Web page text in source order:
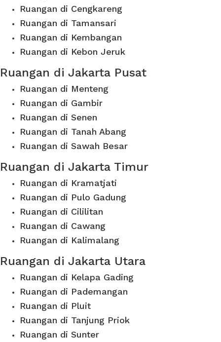
Ruangan di Cengkareng
Ruangan di Tamansari
Ruangan di Kembangan
Ruangan di Kebon Jeruk
Ruangan di Jakarta Pusat
Ruangan di Menteng
Ruangan di Gambir
Ruangan di Senen
Ruangan di Tanah Abang
Ruangan di Sawah Besar
Ruangan di Jakarta Timur
Ruangan di Kramatjati
Ruangan di Pulo Gadung
Ruangan di Cililitan
Ruangan di Cawang
Ruangan di Kalimalang
Ruangan di Jakarta Utara
Ruangan di Kelapa Gading
Ruangan di Pademangan
Ruangan di Pluit
Ruangan di Tanjung Priok
Ruangan di Sunter